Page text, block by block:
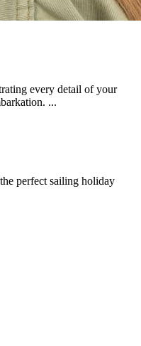
every detail of your
...
perfect sailing holiday